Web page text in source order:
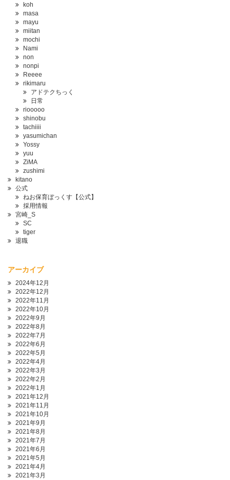
koh
masa
mayu
miitan
mochi
Nami
non
nonpi
Reeee
rikimaru
アドテクちっく
日常
riooooo
shinobu
tachiiii
yasumichan
Yossy
yuu
ZiMA
zushimi
kitano
公式
ねお保育ぼっくす【公式】
採用情報
宮崎_S
SC
tiger
退職
アーカイブ
2024年12月
2022年12月
2022年11月
2022年10月
2022年9月
2022年8月
2022年7月
2022年6月
2022年5月
2022年4月
2022年3月
2022年2月
2022年1月
2021年12月
2021年11月
2021年10月
2021年9月
2021年8月
2021年7月
2021年6月
2021年5月
2021年4月
2021年3月